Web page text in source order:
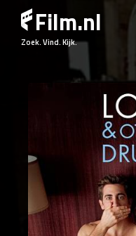
Film.nl
Zoek. Vind. Kijk.